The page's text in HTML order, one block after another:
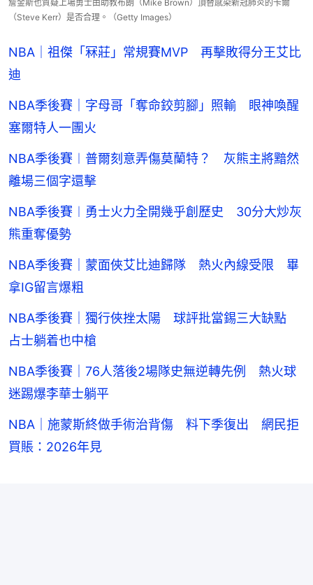
詹金斯也質疑上場勇士由助教布朗（Mike Brown）頂替感染新冠肺炎的卡爾
（Steve Kerr）是否合理。（Getty Images）
NBA｜祖傑「冧莊」常規賽MVP 再擊敗得分王艾比
迪
NBA季後賽｜字母哥「奪命鉸剪腳」照輸 眼神喚醒
塞爾特人一團火
NBA季後賽︱普爾刻意弄傷莫蘭特？ 灰熊主將黯然
離場三個字還擊
NBA季後賽︱勇士火力全開幾乎創歷史 30分大炒灰
熊重奪優勢
NBA季後賽｜蒙面俠艾比迪歸隊 熱火內線受限 畢
拿IG留言爆粗
NBA季後賽｜獨行俠挫太陽 球評批當錫三大缺點
占士躺着也中槍
NBA季後賽｜76人落後2場隊史無逆轉先例 熱火球
迷踢爆李華士躺平
NBA｜施蒙斯終做手術治背傷 料下季復出 網民拒
買賬：2026年見